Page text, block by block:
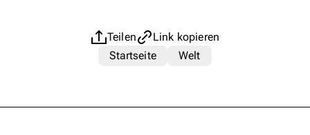
Teilen
Link kopieren
Startseite
Welt